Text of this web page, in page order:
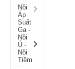
Nồi
Áp
Suất
Ga -
Nồi
Ủ -
Nồi
Tiềm